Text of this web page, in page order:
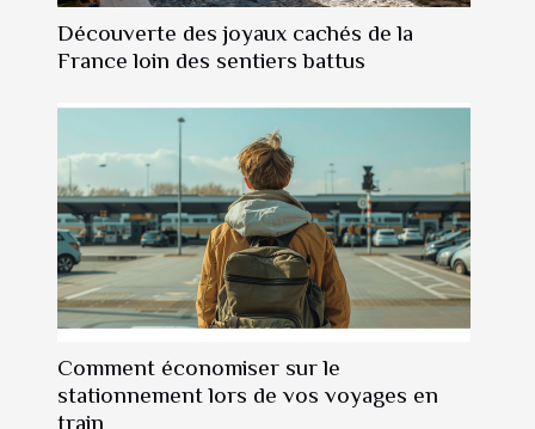
Découverte des joyaux cachés de la
France loin des sentiers battus
Comment économiser sur le
stationnement lors de vos voyages en
train